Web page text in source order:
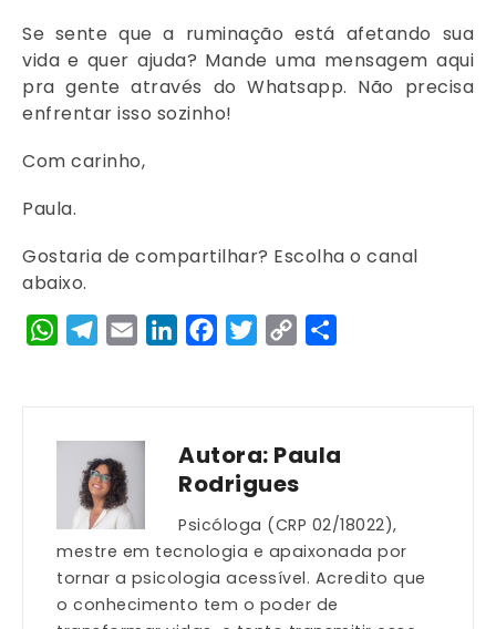
Se sente que a ruminação está afetando sua
vida e quer ajuda? Mande uma mensagem aqui
pra gente através do Whatsapp. Não precisa
enfrentar isso sozinho!
Com carinho,
Paula.
Gostaria de compartilhar? Escolha o canal
abaixo.
WhatsApp
Telegram
Email LinkedInFacebookTwitter
Copy
Autora: Paula
Rodrigues
Psicóloga (CRP 02/18022),
mestre em tecnologia e apaixonada por
tornar a psicologia acessível. Acredito que
o conhecimento tem o poder de